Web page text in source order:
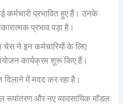
कर्मचारी प्रभावित हुए हैं। उनके
प्रभाव पड़ा है।
चेस ने इन कर्मचारियों के लिए
कार्यक्रम शुरू किए हैं।
दिलाने में मदद कर रहा है।
रूपांतरण और नए व्यावसायिक मॉडल